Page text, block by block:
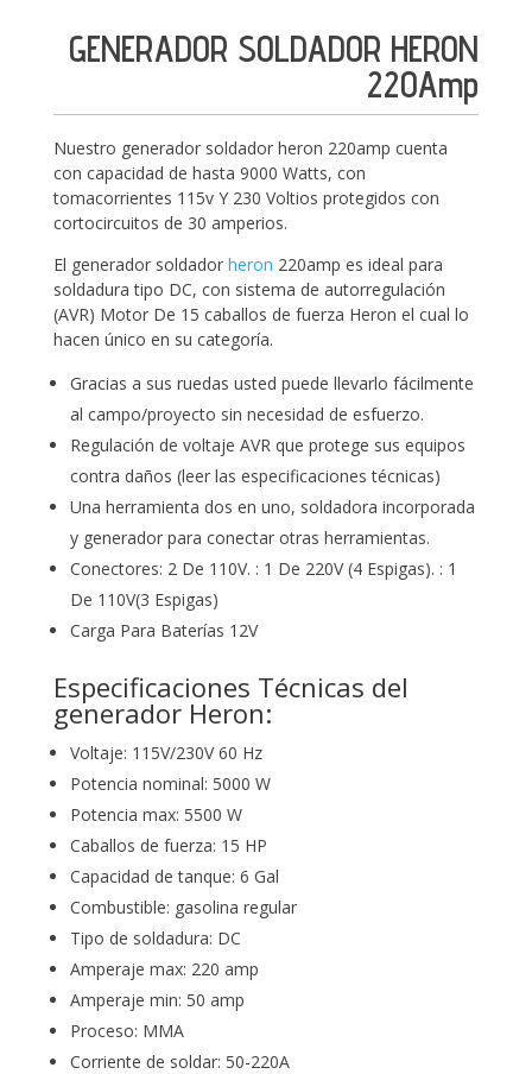
GENERADOR SOLDADOR HERON
220Amp
Nuestro generador soldador heron 220amp cuenta
con capacidad de hasta 9000 Watts, con
tomacorrientes 115v Y 230 Voltios protegidos con
cortocircuitos de 30 amperios.
El generador soldador heron 220amp es ideal para
soldadura tipo DC, con sistema de autorregulación
(AVR) Motor De 15 caballos de fuerza Heron el cual lo
hacen único en su categoría.
Gracias a sus ruedas usted puede llevarlo fácilmente
al campo/proyecto sin necesidad de esfuerzo.
Regulación de voltaje AVR que protege sus equipos
contra daños (leer las especificaciones técnicas)
Una herramienta dos en uno, soldadora incorporada
y generador para conectar otras herramientas.
Conectores: 2 De 110V. : 1 De 220V (4 Espigas). : 1
De 110V(3 Espigas)
Carga Para Baterías 12V
Especificaciones Técnicas del
generador Heron:
Voltaje: 115V/230V 60 Hz
Potencia nominal: 5000 W
Potencia max: 5500 W
Caballos de fuerza: 15 HP
Capacidad de tanque: 6 Gal
Combustible: gasolina regular
Tipo de soldadura: DC
Amperaje max: 220 amp
Amperaje min: 50 amp
Proceso: MMA
Corriente de soldar: 50-220A